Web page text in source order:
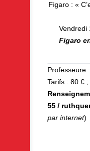
Figaro : «
Vendredi
Figaro
Professeure
Tarifs : 80 €
55 /
par internet)